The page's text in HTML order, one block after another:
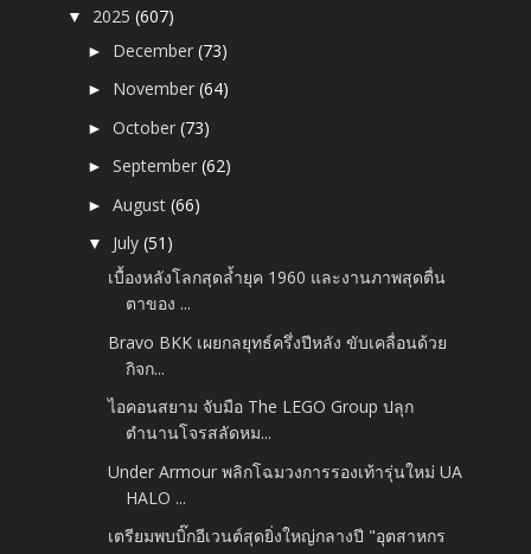
▼ 2025(607)
► December(73)
► November(64)
►October(73)
►September(62)
►August(66)
▼ July(51)
เบื้องหลังโลกสุดล้ำยุค 1960 และงานภาพสุดตื่น
ตาของ ...
Bravo BKK เผยกลยุทธ์ครึ่งปีหลัง ขับเคลื่อนด้วย
กิจก...
ไอคอนสยาม จับมือ The LEGO Group ปลุก
ตำนานโจรสลัดหม...
Under Armour พลิกโฉมวงการรองเท้ารุ่นใหม่ UA
HALO ...
เตรียมพบบิ๊กอีเวนต์สุดยิ่งใหญ่กลางปี "อุตสาหกร